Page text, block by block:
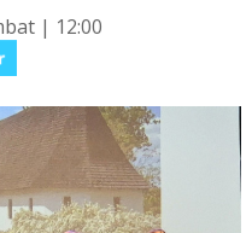
| 12:00